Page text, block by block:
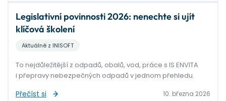
Legislativní povinnosti 2026: nenechte si ujít
klíčová školení
Aktuálně z INISOFT
To nejdůležitější z odpadů, obalů, vod, práce s IS ENVITA
i přepravy nebezpečných odpadů v jednom přehledu.
Přečíst si 10. března 2026